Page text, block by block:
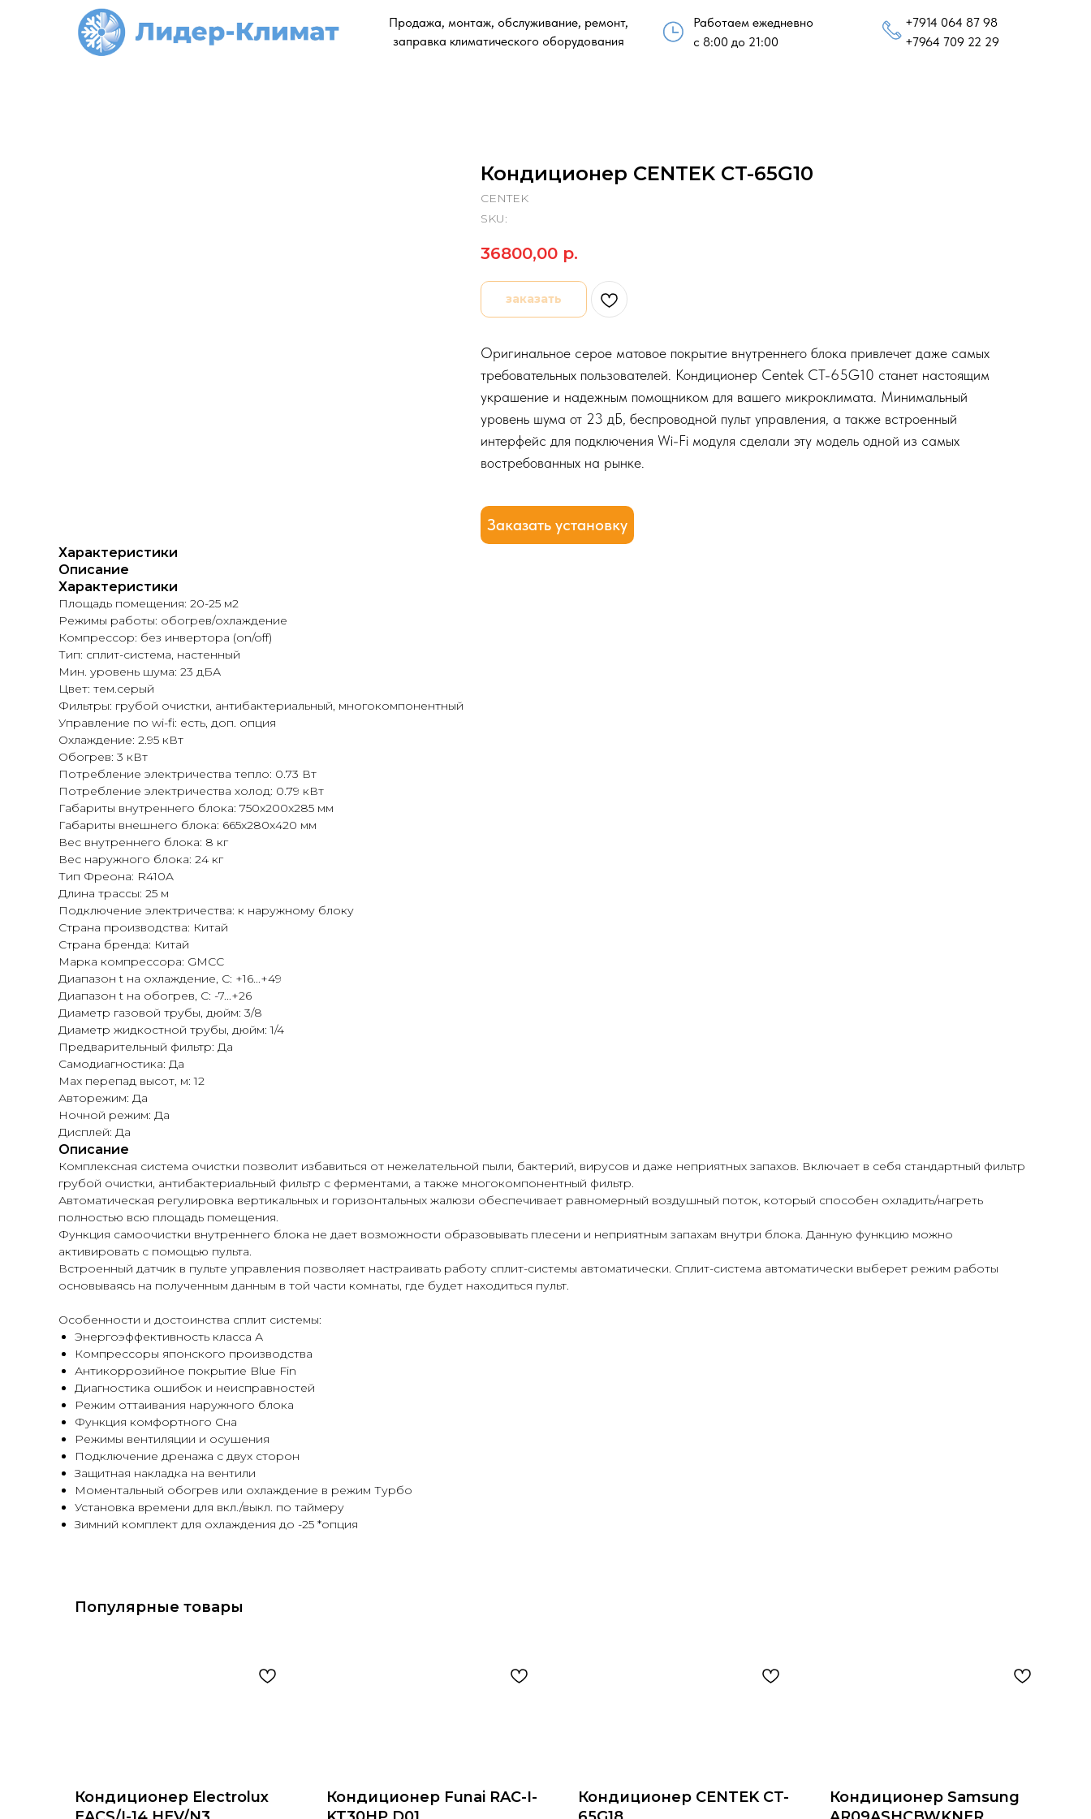
Работаем ежедневно
с 8:00 до 21:00
+7914 064 87 98
+7964 709 22 29
Продажа, монтаж, обслуживание, ремонт,
заправка климатического оборудования
Кондиционер CENTEK CT-65G10
CENTEK
SKU:
36800,00 р.
заказать
Оригинальное серое матовое покрытие внутреннего блока привлечет даже самых
требовательных пользователей. Кондиционер Centek CT-65G10 станет настоящим
украшение и надежным помощником для вашего микроклимата. Минимальный
уровень шума от 23 дБ, беспроводной пульт управления, а также встроенный
интерфейс для подключения Wi-Fi модуля сделали эту модель одной из самых
востребованных на рынке.
Заказать установку
Характеристики
Описание
Характеристики
Площадь помещения: 20-25 м2
Режимы работы: обогрев/охлаждение
Компрессор: без инвертора (on/off)
Тип: сплит-система, настенный
Мин. уровень шума: 23 дБА
Цвет: тем.серый
Фильтры: грубой очистки, антибактериальный, многокомпонентный
Управление по wi-fi: есть, доп. опция
Охлаждение: 2.95 кВт
Обогрев: 3 кВт
Потребление электричества тепло: 0.73 Вт
Потребление электричества холод: 0.79 кВт
Габариты внутреннего блока: 750x200x285 мм
Габариты внешнего блока: 665x280x420 мм
Вес внутреннего блока: 8 кг
Вес наружного блока: 24 кг
Тип Фреона: R410A
Длина трассы: 25 м
Подключение электричества: к наружному блоку
Страна производства: Китай
Страна бренда: Китай
Марка компрессора: GMCC
Диапазон t на охлаждение, С: +16...+49
Диапазон t на обогрев, С: -7...+26
Диаметр газовой трубы, дюйм: 3/8
Диаметр жидкостной трубы, дюйм: 1/4
Предварительный фильтр: Да
Самодиагностика: Да
Max перепад высот, м: 12
Авторежим: Да
Ночной режим: Да
Дисплей: Да
Описание
Комплексная система очистки позволит избавиться от нежелательной пыли, бактерий, вирусов и даже неприятных запахов. Включает в себя стандартный фильтр
грубой очистки, антибактериальный фильтр с ферментами, а также многокомпонентный фильтр.
Автоматическая регулировка вертикальных и горизонтальных жалюзи обеспечивает равномерный воздушный поток, который способен охладить/нагреть
полностью всю площадь помещения.
Функция самоочистки внутреннего блока не дает возможности образовывать плесени и неприятным запахам внутри блока. Данную функцию можно
активировать с помощью пульта.
Встроенный датчик в пульте управления позволяет настраивать работу сплит-системы автоматически. Сплит-система автоматически выберет режим работы
основываясь на полученным данным в той части комнаты, где будет находиться пульт.
Особенности и достоинства сплит системы:
Энергоэффективность класса А
Компрессоры японского производства
Антикоррозийное покрытие Blue Fin
Диагностика ошибок и неисправностей
Режим оттаивания наружного блока
Функция комфортного Сна
Режимы вентиляции и осушения
Подключение дренажа с двух сторон
Защитная накладка на вентили
Моментальный обогрев или охлаждение в режим Турбо
Установка времени для вкл./выкл. по таймеру
Зимний комплект для охлаждения до -25 *опция
Популярные товары
Кондиционер Electrolux
Кондиционер Funai RAC-I-
Кондиционер CENTEK CT-
Кондиционер Samsung